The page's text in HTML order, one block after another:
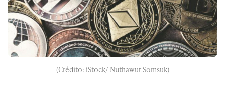
(Crédito: iStock/ Nuthawut Somsuk)